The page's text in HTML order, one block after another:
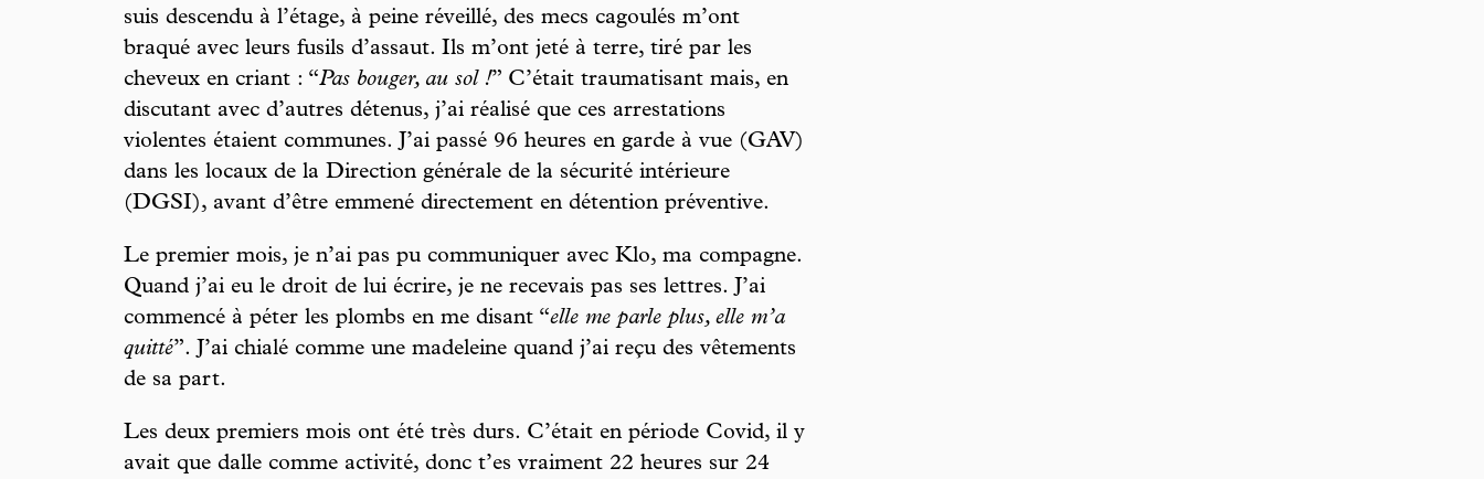
suis descendu à l’étage, à peine réveillé, des mecs cagoulés m’ont
braqué avec leurs fusils d’assaut. Ils m’ont jeté à terre, tiré par les
cheveux en criant : “Pas bouger, au sol !” C’était traumatisant mais, en
discutant avec d’autres détenus, j’ai réalisé que ces arrestations
violentes étaient communes. J’ai passé 96 heures en garde à vue (GAV)
dans les locaux de la Direction générale de la sécurité intérieure
(DGSI), avant d’être emmené directement en détention préventive.
Le premier mois, je n’ai pas pu communiquer avec Klo, ma compagne.
Quand j’ai eu le droit de lui écrire, je ne recevais pas ses lettres. J’ai
commencé à péter les plombs en me disant “elle me parle plus, elle m’a
quitté”. J’ai chialé comme une madeleine quand j’ai reçu des vêtements
de sa part.
Les deux premiers mois ont été très durs. C’était en période Covid, il y
avait que dalle comme activité, donc t’es vraiment 22 heures sur 24